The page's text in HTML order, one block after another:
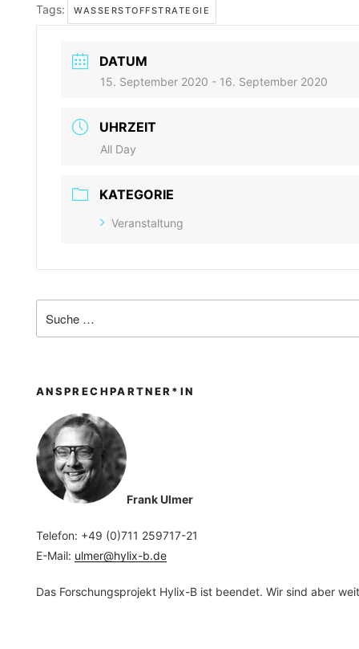
Tags: WASSERSTOFFSTRATEGIE
DATUM
15. September 2020 - 16. September 2020
UHRZEIT
All Day
KATEGORIE
Veranstaltung
ANSPRECHPARTNER*IN
Frank Ulmer
Telefon: +49 (0)711 259717-21
E-Mail: ulmer@hylix-b.de
Das Forschungsprojekt Hylix-B ist beendet. Wir sind aber